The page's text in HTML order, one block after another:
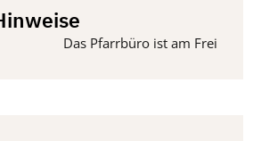
Das Pfarrbüro ist am Freitag,